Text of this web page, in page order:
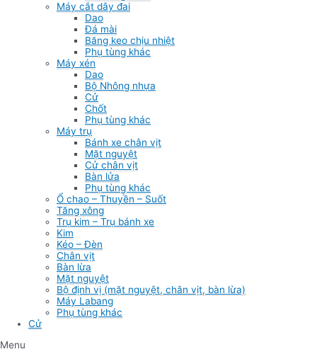
Máy cắt dây đai
Dao
Đá mài
Băng keo chịu nhiệt
Phụ tùng khác
Máy xén
Dao
Bộ Nhông nhựa
Cử
Chốt
Phụ tùng khác
Máy trụ
Bánh xe chân vịt
Mặt nguyệt
Cử chân vịt
Bàn lửa
Phụ tùng khác
Ổ chao – Thuyền – Suốt
Tăng xông
Trụ kim – Trụ bánh xe
Kim
Kéo – Đèn
Chân vịt
Bàn lừa
Mặt nguyệt
Bộ định vị (mặt nguyệt, chân vịt, bàn lừa)
Máy Labang
Phụ tùng khác
Cử
Menu